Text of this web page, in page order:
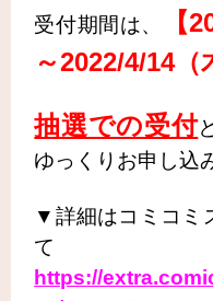
受付期間は、 【
～2022/4/14（
抽選での受付
ゆっくりお申し込
▼詳細はコミコミ
て
https://